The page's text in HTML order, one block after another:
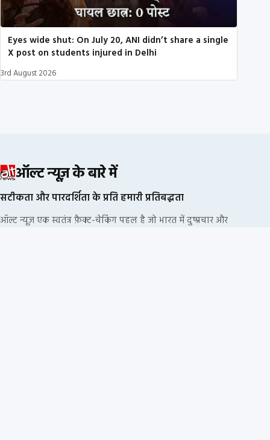
Eyes wide shut: On July 20, ANI didn’t share a single
X post on students injured in Delhi
3rd August 2026
ऑल्ट न्यूज़ के बारे में
सटीकता और पारदर्शिता के प्रति हमारी प्रतिबद्धता
ऑल्ट न्यूज़ एक स्वतंत्र फ़ैक्ट-चेकिंग पहल है जो भारत में दुष्प्रचार और